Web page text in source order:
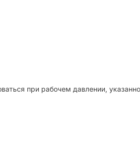
при рабочем давлении,